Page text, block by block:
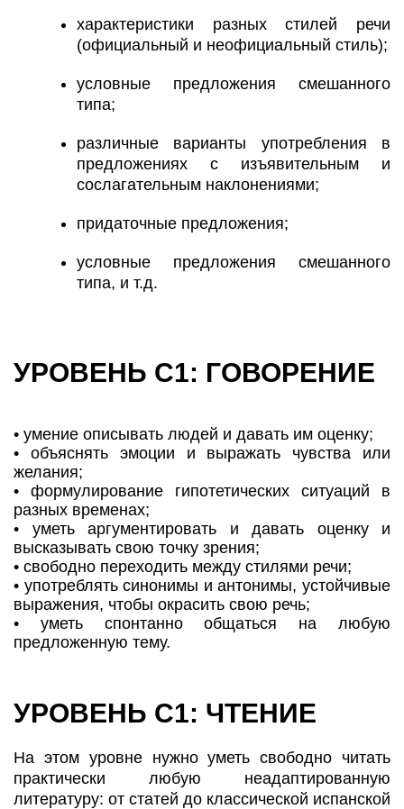
характеристики разных стилей речи
(официальный и неофициальный стиль);
условные предложения смешанного
типа;
различные варианты употребления в
предложениях с изъявительным и
сослагательным наклонениями;
придаточные предложения;
условные предложения смешанного
типа, и т.д.
УРОВЕНЬ С1: ГОВОРЕНИЕ
• умение описывать людей и давать им оценку;
• объяснять эмоции и выражать чувства или
желания;
• формулирование гипотетических ситуаций в
разных временах;
• уметь аргументировать и давать оценку и
высказывать свою точку зрения;
• свободно переходить между стилями речи;
• употреблять синонимы и антонимы, устойчивые
выражения, чтобы окрасить свою речь;
• уметь спонтанно общаться на любую
предложенную тему.
УРОВЕНЬ С1: ЧТЕНИЕ
На этом уровне нужно уметь свободно читать
практически любую неадаптированную
литературу: от статей до классической испанской